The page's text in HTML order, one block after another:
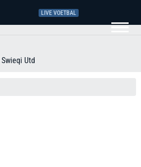
LIVE VOETBAL
Swieqi Utd